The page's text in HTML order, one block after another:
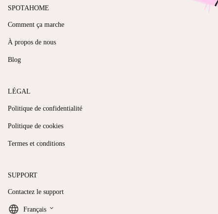
SPOTAHOME
Comment ça marche
À propos de nous
Blog
LÉGAL
Politique de confidentialité
Politique de cookies
Termes et conditions
SUPPORT
Contactez le support
Français keyboard_arrow_down